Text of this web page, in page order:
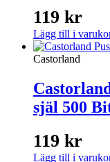
119 kr
Lägg till i
Castorland
själ 500
119 kr
Lägg till i